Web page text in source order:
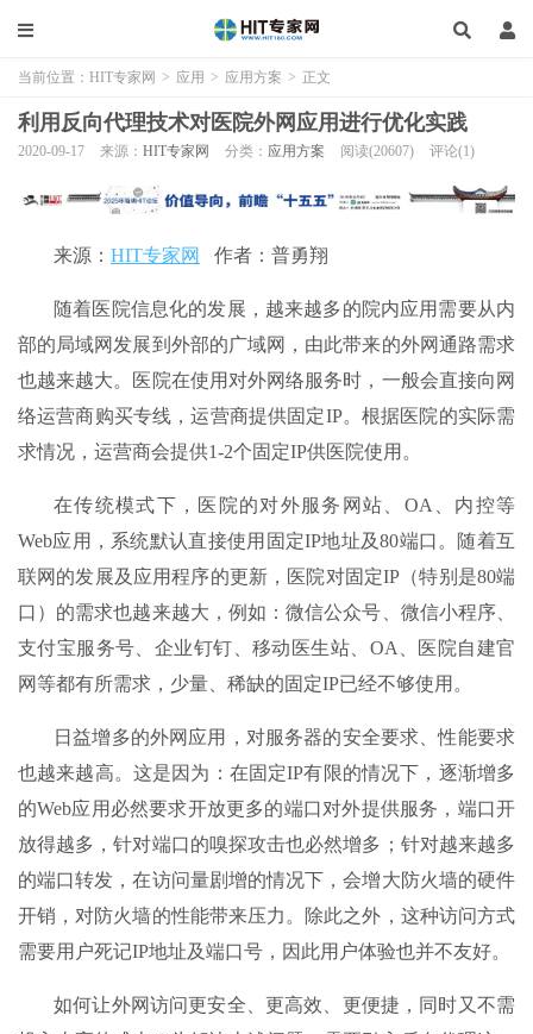
当前位置： HIT专家网 > 应用 > 应用方案 > 正文
利用反向代理技术对医院外网应用进行优化实践
2020-09-17 来源： HIT专家网 分类： 应用方案 阅读(20607) 评论(1)
来源： HIT专家网 作者：普勇翔
随着医院信息化的发展，越来越多的院内应用需要从内
部的局域网发展到外部的广域网，由此带来的外网通路需求
也越来越大。医院在使用对外网络服务时，一般会直接向网
络运营商购买专线，运营商提供固定IP。根据医院的实际需
求情况，运营商会提供1-2个固定IP供医院使用。
在传统模式下，医院的对外服务网站、OA、内控等
Web应用，系统默认直接使用固定IP地址及80端口。随着互
联网的发展及应用程序的更新，医院对固定IP（特别是80端
口）的需求也越来越大，例如：微信公众号、微信小程序、
支付宝服务号、企业钉钉、移动医生站、OA、医院自建官
网等都有所需求，少量、稀缺的固定IP已经不够使用。
日益增多的外网应用，对服务器的安全要求、性能要求
也越来越高。这是因为：在固定IP有限的情况下，逐渐增多
的Web应用必然要求开放更多的端口对外提供服务，端口开
放得越多，针对端口的嗅探攻击也必然增多；针对越来越多
的端口转发，在访问量剧增的情况下，会增大防火墙的硬件
开销，对防火墙的性能带来压力。除此之外，这种访问方式
需要用户死记IP地址及端口号，因此用户体验也并不友好。
如何让外网访问更安全、更高效、更便捷，同时又不需